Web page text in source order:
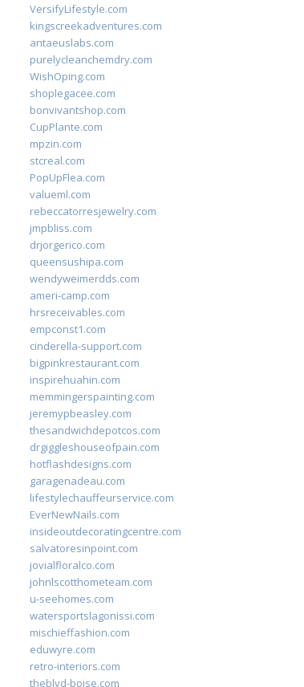
VersifyLifestyle.com
kingscreekadventures.com
antaeuslabs.com
purelycleanchemdry.com
WishOping.com
shoplegacee.com
bonvivantshop.com
CupPlante.com
mpzin.com
stcreal.com
PopUpFlea.com
valueml.com
rebeccatorresjewelry.com
jmpbliss.com
drjorgerico.com
queensushipa.com
wendyweimerdds.com
ameri-camp.com
hrsreceivables.com
empconst1.com
cinderella-support.com
bigpinkrestaurant.com
inspirehuahin.com
memmingerspainting.com
jeremypbeasley.com
thesandwichdepotcos.com
drgiggleshouseofpain.com
hotflashdesigns.com
garagenadeau.com
lifestylechauffeurservice.com
EverNewNails.com
insideoutdecoratingcentre.com
salvatoresinpoint.com
jovialfloralco.com
johnlscotthometeam.com
u-seehomes.com
watersportslagonissi.com
mischieffashion.com
eduwyre.com
retro-interiors.com
theblvd-boise.com